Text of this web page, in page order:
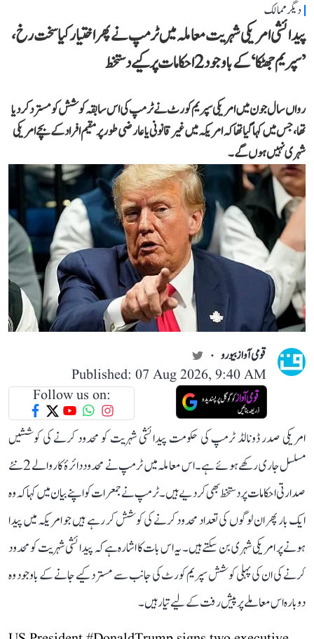
دیگر ممالک
پیدائشی امریکی شہریت معاملہ میں ٹرمپ نے پھر اختیار کیا سخت رخ،
’سپریم جھٹکا‘ کے باوجود 2 احکامات پر کیے دستخط
رواں سال جون میں امریکی سپریم کورٹ نے ٹرمپ کی اس سابقہ کوشش کو مسترد کر دیا
تھا، جس میں کہا گیا تھا کہ امریکہ میں غیر قانونی یا عارضی طور پر مقیم افراد کے بچے امریکی
شہری نہیں ہوں گے۔
قومی آواز بیورو
Published: 07 Aug 2026, 9:40 AM
Follow us on:
امریکی صدر ڈونالڈ ٹرمپ کی حکومت پیدائشی شہریت کو محدود کرنے کی کوششیں
مسلسل جاری رکھے ہوئے ہے۔ اس معاملہ میں ٹرمپ نے محدود دائرۂ کار والے 2 نئے
صدارتی احکامات پر دستخط بھی کر دیے ہیں۔ ٹرمپ نے جمعرات کو اپنے بیان میں کہا کہ وہ
ایک بار پھر ان لوگوں کی تعداد محدود کرنے کی کوشش کر رہے ہیں جو امریکہ میں پیدا
ہونے پر امریکی شہری بن سکتے ہیں۔ یہ اس بات کا اشارہ ہے کہ پیدائشی شہریت کو محدود
کرنے کی ان کی پہلی کوشش سپریم کورٹ کی جانب سے مسترد کیے جانے کے باوجود وہ
دوبارہ اس معاملے پر پیش رفت کے لیے تیار ہیں۔